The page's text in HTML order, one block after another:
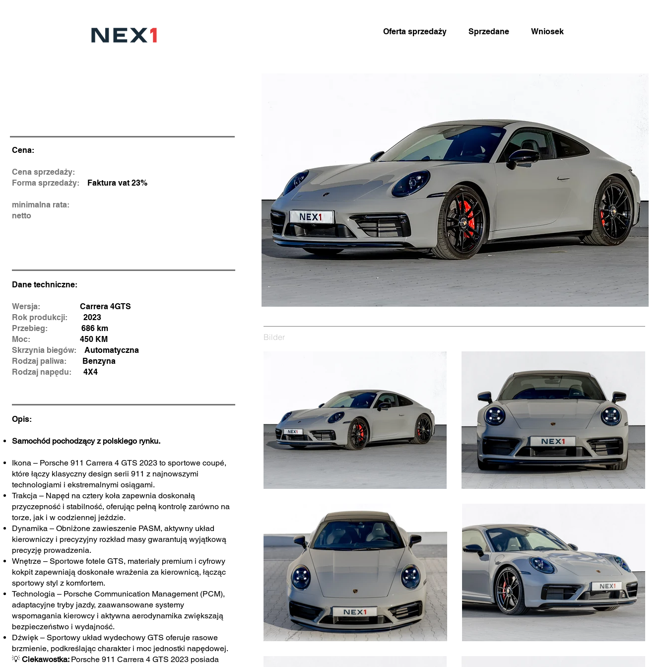
Oferta sprzedaży Sprzedane Wniosek
Cena:
Cena sprzedaży:
Forma sprzedaży:
Faktura vat 23%
minimalna rata:
netto
Dane techniczne:
Wersja: Carrera 4GTS
Rok produkcji:
2023
Przebieg: 686 km
Moc: 450 KM
Skrzynia biegów:
Automatyczna
Rodzaj paliwa: Benzyna
Rodzaj napędu: 4X4
Opis:
Samochód pochodzący z polskiego rynku.
Ikona – Porsche 911 Carrera 4 GTS 2023 to sportowe coupé,
które łączy klasyczny design serii 911 z najnowszymi
technologiami i ekstremalnymi osiągami.
Trakcja – Napęd na cztery koła zapewnia doskonałą
przyczepność i stabilność, oferując pełną kontrolę zarówno na
torze, jak i w codziennej jeździe.
Dynamika – Obniżone zawieszenie PASM, aktywny układ
kierowniczy i precyzyjny rozkład masy gwarantują wyjątkową
precyzję prowadzenia.
Wnętrze – Sportowe fotele GTS, materiały premium i cyfrowy
kokpit zapewniają doskonałe wrażenia za kierownicą, łącząc
sportowy styl z komfortem.
Technologia – Porsche Communication Management (PCM),
adaptacyjne tryby jazdy, zaawansowane systemy
wspomagania kierowcy i aktywna aerodynamika zwiększają
bezpieczeństwo i wydajność.
Dźwięk – Sportowy układ wydechowy GTS oferuje rasowe
brzmienie, podkreślając charakter i moc jednostki napędowej.
💡 Ciekawostka: Porsche 911 Carrera 4 GTS 2023 posiada
Bilder